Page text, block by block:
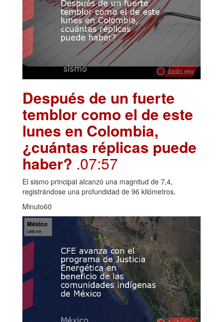
Después de un fuerte
temblor como el de este
lunes en Colombia,
¿cuántas réplicas puede
haber? .07:57
El sismo principal alcanzó una magnitud de 7,4,
registrándose una profundidad de 96 kilómetros.
Minuto60